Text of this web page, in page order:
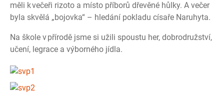
měli k večeři rizoto a místo příborů dřevěné hůlky. A večer
byla skvělá „bojovka“ – hledání pokladu císaře Naruhyta.
Na škole v přírodě jsme si užili spoustu her, dobrodružství,
učení, legrace a výborného jídla.